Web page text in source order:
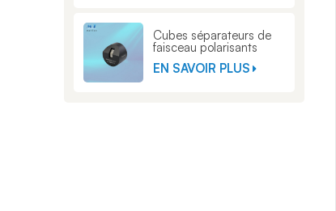
Cubes séparateurs de
faisceau polarisants
Glan Thompson
EN SAVOIR PLUS